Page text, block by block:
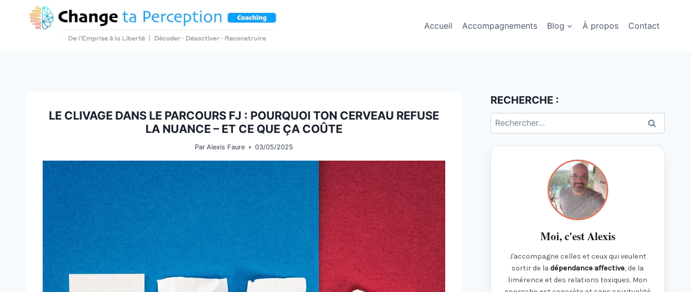
Accueil Accompagnements Blog À propos Contact
LE CLIVAGE DANS LE PARCOURS FJ : POURQUOI TON CERVEAU REFUSE
LA NUANCE – ET CE QUE ÇA COÛTE
Par Alexis Faure 03/05/2025
RECHERCHE :
Rechercher :
Moi, c'est Alexis
J'accompagne celles et ceux qui veulent
sortir de ladépendance affective, de la
limérence et des relations toxiques. Mon